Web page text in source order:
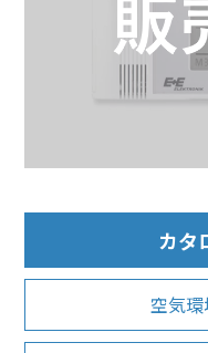
カタ
空気